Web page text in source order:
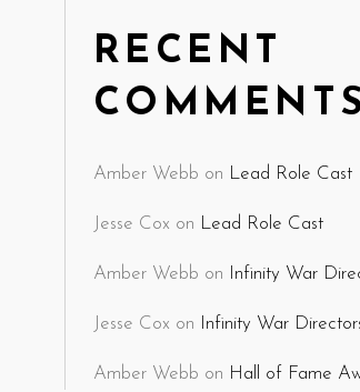
RECENT
COMMENTS
Amber Webb on Lead Role Cast
Jesse Cox on Lead Role Cast
Amber Webb on Infinity War
Jesse Cox on Infinity War
Amber Webb on Hall of Fame